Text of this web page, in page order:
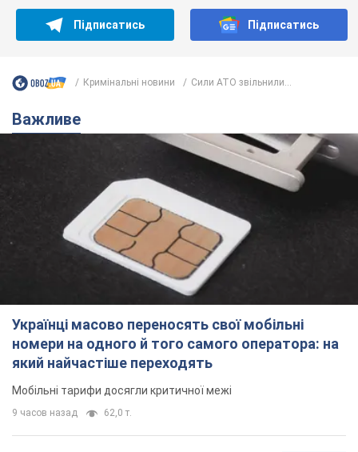
Підписатись Підписатись
Кримінальні новини Сили АТО звільнили...
Важливе
Українці масово переносять свої мобільні
номери на одного й того самого оператора: на
який найчастіше переходять
Мобільні тарифи досягли критичної межі
9 часов назад 62,0 т.